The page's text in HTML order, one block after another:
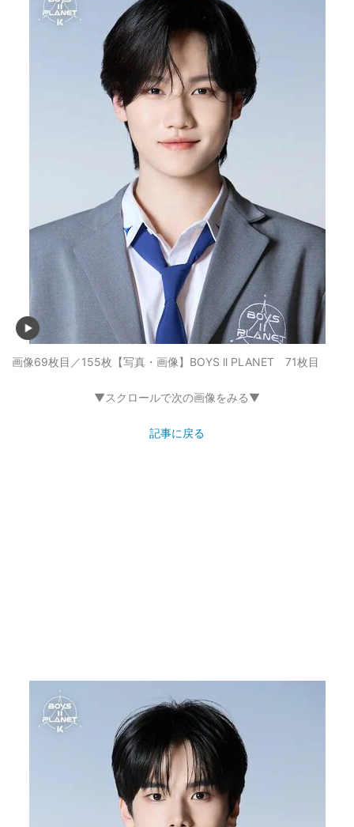
画像69枚目／155枚 【写真・画像】BOYS ll PLANET 71枚目
▼スクロールで次の画像をみる▼
記事に戻る